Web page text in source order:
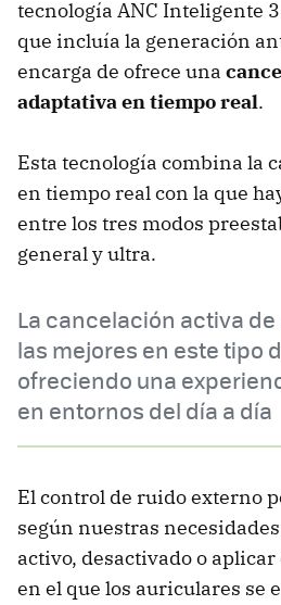
tecnología ANC Inteligente
que incluía la generación
encarga de ofrece una
adaptativa en tiempo real.
Esta tecnología combina la
en tiempo real con la que
entre los tres modos
general y ultra.
La cancelación activa
las mejores en este tipo
ofreciendo una
en entornos del día a día
El control de ruido externo
según nuestras
activo, desactivado o
en el que los auriculares se